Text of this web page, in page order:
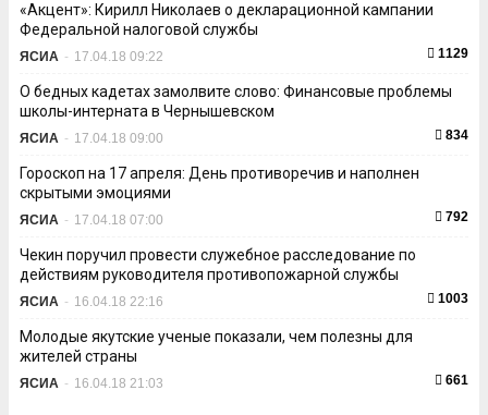
«Акцент»: Кирилл Николаев о декларационной кампании
Федеральной налоговой службы
ЯСИА - 17.04.18 09:22 1129
О бедных кадетах замолвите слово: Финансовые проблемы
школы-интерната в Чернышевском
ЯСИА - 17.04.18 09:00 834
Гороскоп на 17 апреля: День противоречив и наполнен
скрытыми эмоциями
ЯСИА - 17.04.18 07:00 792
Чекин поручил провести служебное расследование по
действиям руководителя противопожарной службы
ЯСИА - 16.04.18 22:16 1003
Молодые якутские ученые показали, чем полезны для
жителей страны
ЯСИА - 16.04.18 21:03 661